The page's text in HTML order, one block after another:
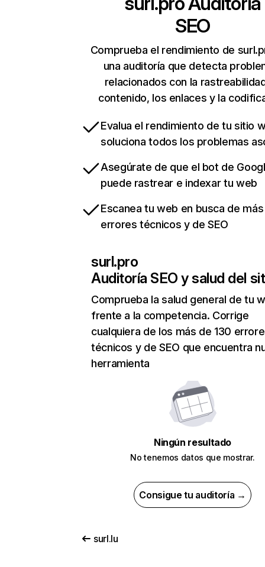
SEO
Comprueba el rendimiento de
una auditoría que detecta
relacionados con la
contenido, los enlaces y la
Evalua el rendimiento de tu sitio
soluciona todos los problemas
Asegúrate de que el bot de
puede rastrear e indexar tu web
Escanea tu web en busca de
errores técnicos y de SEO
surl.pro
Auditoría SEO y salud del
Comprueba la salud general de tu
frente a la competencia. Corrige
cualquiera de los más de 130
técnicos y de SEO que encuentra
herramienta
Ningún resultado
No tenemos datos que mostrar.
Consigue tu auditoría →
surl.lu